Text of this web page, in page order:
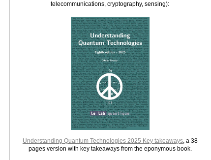
telecommunications, cryptography, sensing):
Understanding Quantum Technologies 2025 Key takeaways, a 38
pages version with key takeaways from the eponymous book.